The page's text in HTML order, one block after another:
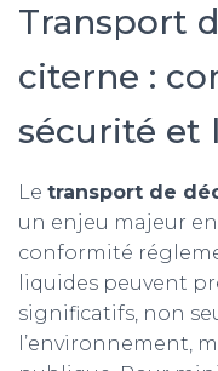
Transport
citerne :
sécurité et
Le transport de
un enjeu majeur
conformité
liquides peuvent
significatifs, non
l’environnement,